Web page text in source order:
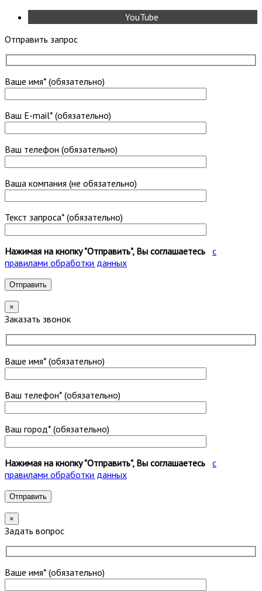
YouTube
Отправить запрос
Ваше имя* (обязательно)
Ваш E-mail* (обязательно)
Ваш телефон (обязательно)
Ваша компания (не обязательно)
Текст запроса* (обязательно)
Нажимая на кнопку "Отправить", Вы соглашаетесь с
правилами обработки данных
×
Заказать звонок
Ваше имя* (обязательно)
Ваш телефон* (обязательно)
Ваш город* (обязательно)
Нажимая на кнопку "Отправить", Вы соглашаетесь с
правилами обработки данных
×
Задать вопрос
Ваше имя* (обязательно)